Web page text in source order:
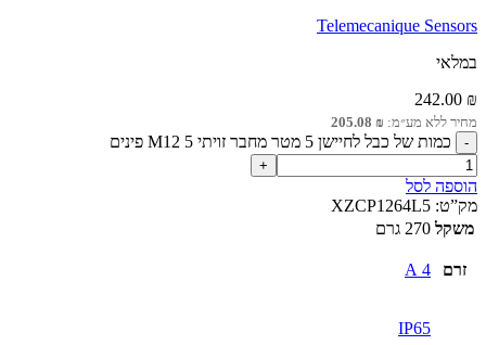
Telemecanique Sensors
במלאי
242.00 ₪
מחיר ללא מע״מ: 205.08 ₪
כמות של כבל לחיישן 5 מטר מחבר זויתי M12 5 פינים
הוספה לסל
מק”ט: XZCP1264L5
משקל 270 גרם
זרם 4 A
IP65